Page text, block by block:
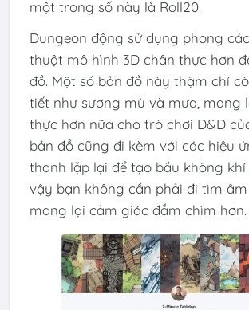
một trong số này là Roll20.
Dungeon động sử dụng phong
thuật mô hình 3D chân thực hơn
đồ. Một số bản đồ này thậm chí
tiết như sương mù và mưa, mang
thực hơn nữa cho trò chơi D&D
bản đồ cũng đi kèm với các hiệu
thanh lặp lại để tạo bầu không
vậy bạn không cần phải đi tìm
mang lại cảm giác đắm chìm hơn.